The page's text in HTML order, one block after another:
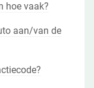
hoe vaak?
aan/van de